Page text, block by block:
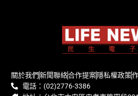
關於我們新聞聯絡合作提案隱私權政策
電話：(02)2776-3386